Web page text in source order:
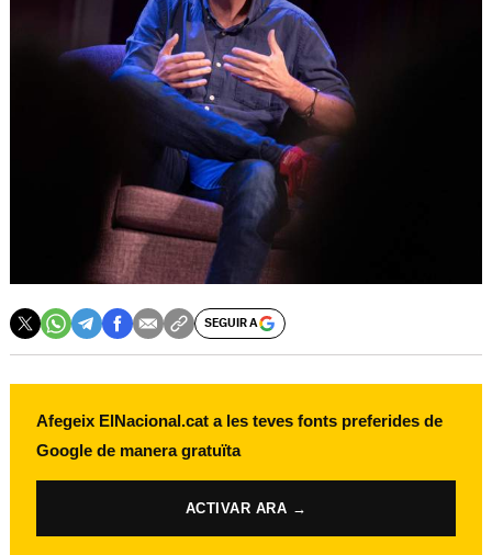
SEGUIR A
Afegeix ElNacional.cat a les teves fonts preferides de
Google de manera gratuïta
ACTIVAR ARA →